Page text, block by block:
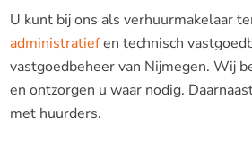
U kunt bij ons als verhuurmakelaar
administratiefen technisch
vastgoedbeheer van Nijmegen. Wij
en ontzorgen u waar nodig.
met huurders.